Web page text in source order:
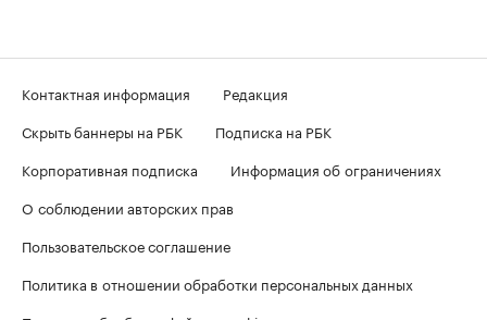
Контактная информация
Редакция
Скрыть баннеры на РБК
Подписка на РБК
Корпоративная подписка
Информация об ограничениях
О соблюдении авторских прав
Пользовательское соглашение
Политика в отношении обработки персональных данных